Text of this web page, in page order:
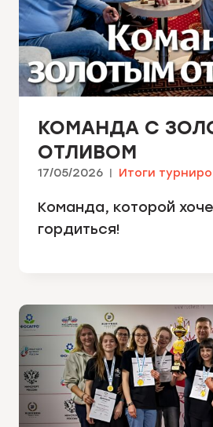
КОМАНДА С
ОТЛИВОМ
17/05/2026 Итоги
Команда, которой
гордиться!